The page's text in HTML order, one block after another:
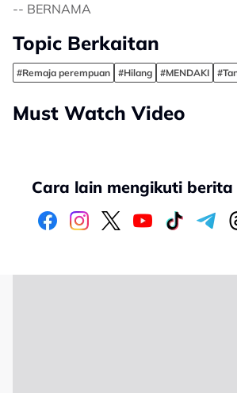
-- BERNAMA
Topic Berkaitan
#Remaja perempuan #Hilang #MENDAKI
Must Watch Video
Cara lain mengikuti